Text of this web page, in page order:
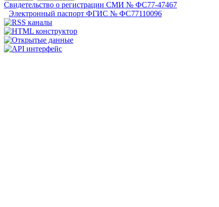
Свидетельство о регистрации СМИ № ФС77-47467
Электронный паспорт ФГИС № ФС77110096